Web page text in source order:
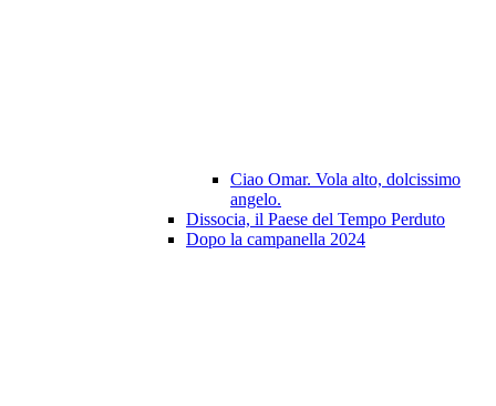
Ciao Omar. Vola alto, dolcissimo
angelo.
Dissocia, il Paese del Tempo Perduto
Dopo la campanella 2024